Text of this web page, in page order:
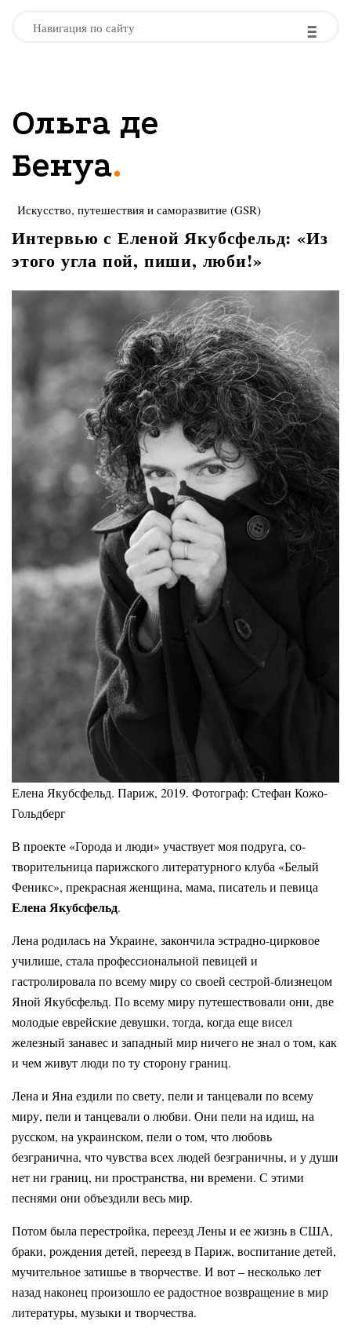
Навигация по сайту -
-
-
Ольга де
Бенуа.
Искусство, путешествия и саморазвитие (GSR)
Интервью с Еленой Якубсфельд: «Из
этого угла пой, пиши, люби!»
Елена Якубсфельд. Париж, 2019. Фотограф: Стефан Кожо-
Гольдберг
В проекте «Города и люди» участвует моя подруга, со-
творительница парижского литературного клуба «Белый
Феникс», прекрасная женщина, мама, писатель и певица
Елена Якубсфельд.
Лена родилась на Украине, закончила эстрадно-цирковое
училише, стала профессиональной певицей и
гастролировала по всему миру со своей сестрой-близнецом
Яной Якубсфельд. По всему миру путешествовали они, две
молодые еврейские девушки, тогда, когда еще висел
железный занавес и западный мир ничего не знал о том, как
и чем живут люди по ту сторону границ.
Лена и Яна ездили по свету, пели и танцевали по всему
миру, пели и танцевали о любви. Они пели на идиш, на
русском, на украинском, пели о том, что любовь
безгранична, что чувства всех людей безграничны, и у души
нет ни границ, ни пространства, ни времени. С этими
песнями они объездили весь мир.
Потом была перестройка, переезд Лены и ее жизнь в США,
браки, рождения детей, переезд в Париж, воспитание детей,
мучительное затишье в творчестве. И вот – несколько лет
назад наконец произошло ее радостное возвращение в мир
литературы, музыки и творчества.